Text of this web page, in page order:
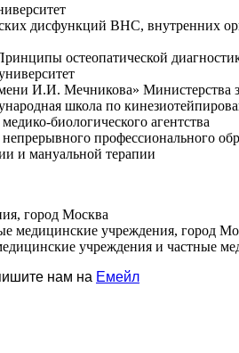
дисфункций ВНС, внутренних
остеопатической
И.И. Мечникова» Министерства
школа по
биологического агентства
профессионального
и мануальной терапии
город Москва
медицинские учреждения, город
учреждения и частные
нам на Емейл